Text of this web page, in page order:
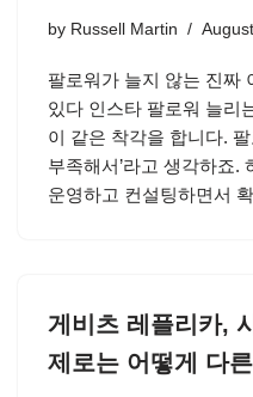
by Russell Martin
팔로워가 늘지 않는 진짜
있다 인스타 팔로워 늘리
이 같은 착각을 합니다.
부족해서’라고 생각하죠.
운영하고 컨설팅하면서
게비츠 레플리카,
제로는 어떻게 다